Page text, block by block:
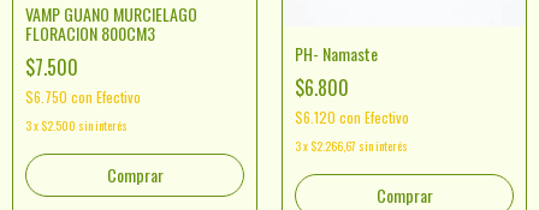
VAMP GUANO MURCIELAGO
FLORACION 800CM3
$7.500
$6.750 con Efectivo
3x $2.500 sin interés
PH- Namaste
$6.800
$6.120 con Efectivo
3x $2.266,67 sin interés
Comprar